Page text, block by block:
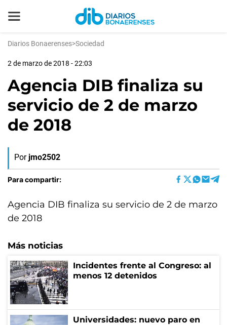
Diarios Bonaerenses>Sociedad
2 de marzo de 2018 - 22:03
Agencia DIB finaliza su
servicio de 2 de marzo
de 2018
Por jmo2502
Para compartir:
Agencia DIB finaliza su servicio de 2 de marzo
de 2018
Más noticias
Incidentes frente al Congreso: al
menos 12 detenidos
Universidades: nuevo paro en